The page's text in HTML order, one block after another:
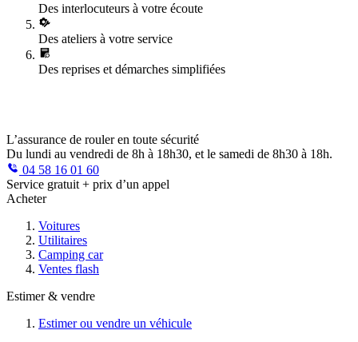
Des interlocuteurs à votre écoute
Des ateliers à votre service
Des reprises et démarches simplifiées
L’assurance de rouler en toute sécurité
Du lundi au vendredi de 8h à 18h30, et le samedi de 8h30 à 18h.
04 58 16 01 60
Service gratuit + prix d’un appel
Acheter
Voitures
Utilitaires
Camping car
Ventes flash
Estimer & vendre
Estimer ou vendre un véhicule